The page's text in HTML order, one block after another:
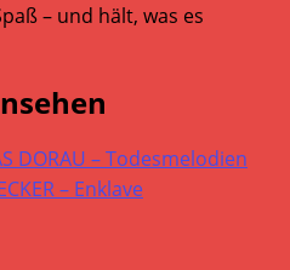
– und hält, was es
DORAU – Todesmelodien
– Enklave